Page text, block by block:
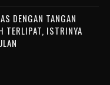
DENGAN TANGAN
TERLIPAT, ISTRINYA